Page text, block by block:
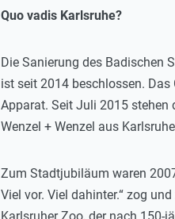
Quo vadis Karlsruhe?
Die Sanierung des Badischen
ist seit 2014 beschlossen.
Apparat. Seit Juli 2015 stehen
Wenzel + Wenzel aus
Zum Stadtjubiläum waren
Viel vor. Viel dahinter.“ zog
Karlsruher Zoo, der nach 150-